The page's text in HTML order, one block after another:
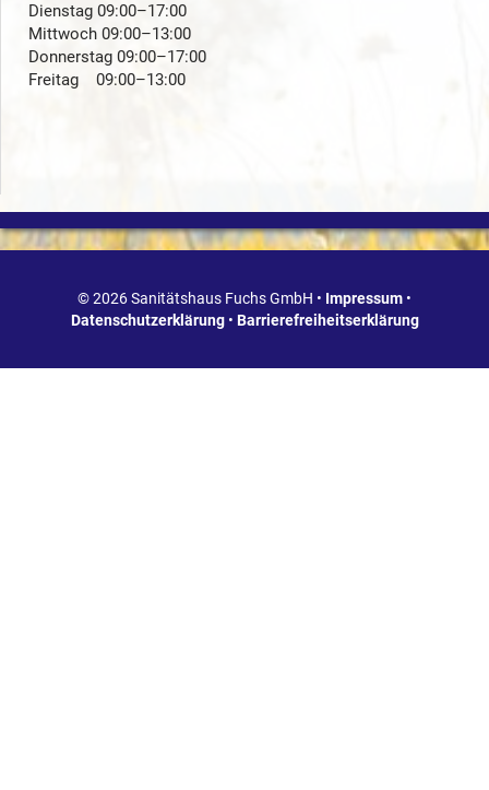
Dienstag 09:00–17:00
Mittwoch 09:00–13:00
Donnerstag 09:00–17:00
Freitag 09:00–13:00
© 2026 Sanitätshaus Fuchs GmbH • Impressum •
Datenschutzerklärung• Barrierefreiheitserklärung